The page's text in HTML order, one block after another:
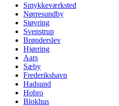
Smykkeværksted
Nørresundby
Støvring
Svenstrup
Brønderslev
Hjørring
Aars
Sæby
Frederikshavn
Hadsund
Hobro
Blokhus